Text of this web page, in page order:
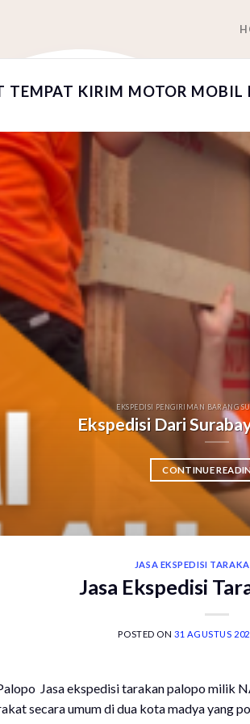
TEMPAT KIRIM MOTOR
EKSPEDISI PENGIRIMAN BARANG
Ekspedisi Dari
CONTINUE
JASA EKSPEDISI
Jasa Ekspedisi
POSTED ON31 AGUSTUS
Jasa ekspedisi tarakan palopo milik
secara umum di dua kota madya yang